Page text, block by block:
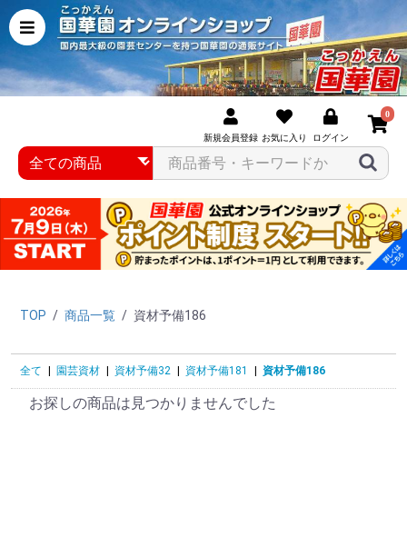
新規会員登録 お気に入り ログイン
0
TOP / 商品一覧 / 資材予備186
全て | 園芸資材 | 資材予備32 | 資材予備181 | 資材予備186
お探しの商品は見つかりませんでした